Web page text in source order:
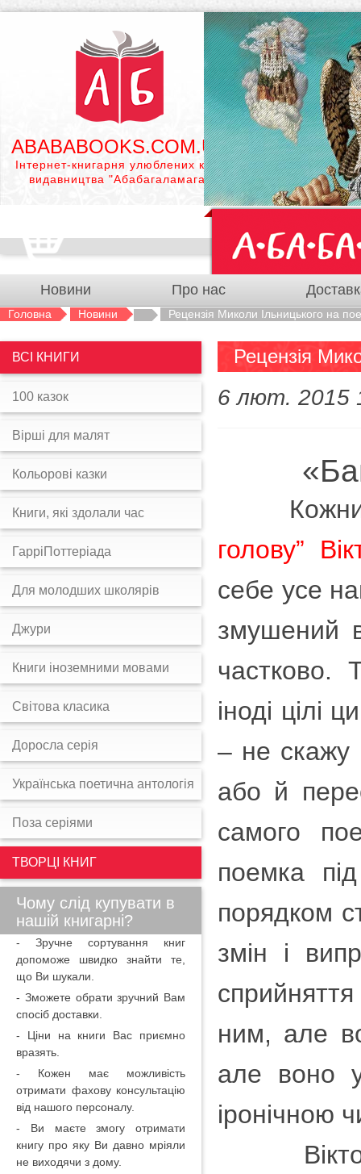
ABABABOOKS.COM.UA
Інтернет-книгарня улюблених книг
видавництва "Абабагаламага"
Новини Про нас
Головна Новини Рецензія Миколи Ільницького на
Рецензія
6 лют. 2015
Кожний,
голову”
себе усе
змушений
частково.
іноді цілі
– не скажу
або й
самого
поемка
порядком
змін і
ним, але
але воно
іронічною
Віктор
ВСІ КНИГИ
100 казок
Вірші для малят
Кольорові казки
Книги, які здолали час
ГарріПоттеріада
Для молодших школярів
Джури
Книги іноземними мовами
Світова класика
Доросла серія
Українська поетична антологія
Поза серіями
ТВОРЦІ КНИГ
Чому слід купувати в
нашій книгарні?
- Зручне сортування книг
допоможе швидко знайти те,
що Ви шукали.
- Зможете обрати зручний Вам
спосіб доставки.
- Ціни на книги Вас приємно
вразять.
- Кожен має можливість
отримати фахову консультацію
від нашого персоналу.
- Ви маєте змогу отримати
книгу про яку Ви давно мріяли
не виходячи з дому.